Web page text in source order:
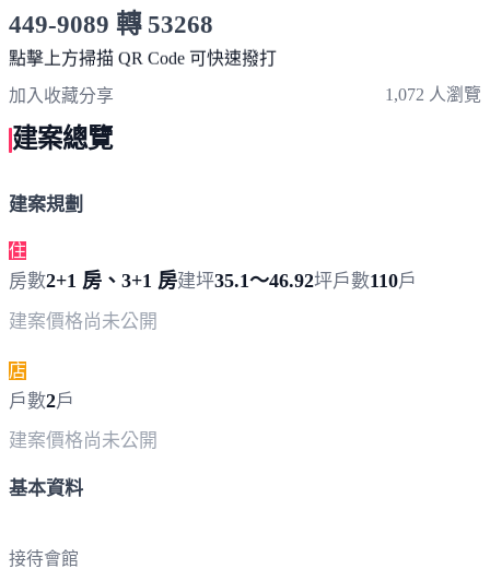
449-9089 轉 53268
點擊上方掃描 QR Code 可快速撥打
加入收藏分享 1,072 人瀏覽
建案總覽
建案規劃
住
房數2+1 房、3+1 房建坪35.1～46.92坪戶數110戶
建案價格尚未公開
店
戶數2戶
建案價格尚未公開
基本資料
接待會館